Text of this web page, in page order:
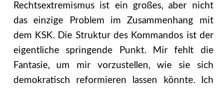
Rechtsextremismus ist ein großes, aber nicht
das einzige Problem im Zusammenhang mit
dem KSK. Die Struktur des Kommandos ist der
eigentliche springende Punkt. Mir fehlt die
Fantasie, um mir vorzustellen, wie sie sich
demokratisch reformieren lassen könnte. Ich